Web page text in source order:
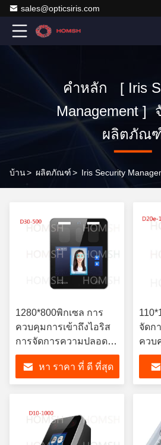
sales@opticsiris.com
คำหลัก [ Iris
Management ]
ผลิตภัณ
บ้าน> ผลิตภัณฑ์> Iris Security
1280*800พิกเซล การ
ควบคุมการเข้าถึงไอริส
การจัดการความปลอดภัย
ไอริส 35~100cm ระยะ
ทางในการทํางาน
หา ราคา ที่ ดี ที่สุด
จัดก
ควบ